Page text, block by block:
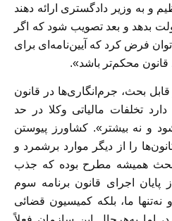
و به وزیر دادگستری ارائه دهند
بدهد و بعد تصویب شود که اگر
فرض کرد که آیین‌نامه‌ای برای
محکم‌تر باشد».
بحث، جرم‌انگاری‌ها در قانون
تخلفات مالیاتی وکلا در حد
و نه بیشتر». کشاورز پیوستن
ماده ١٨٧ به کانون‌ها را از دیگر موارد برشمرد و
همیشه مطرح بوده که جذب
پایان اجرای قانون برنامه سوم
ما، بلکه کمیسیون قضائی